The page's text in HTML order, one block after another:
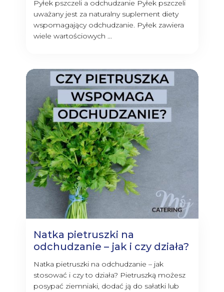
Pyłek pszczeli a odchudzanie Pyłek pszczeli
uważany jest za naturalny suplement diety
wspomagający odchudzanie. Pyłek zawiera
wiele wartościowych ...
Natka pietruszki na
odchudzanie – jak i czy działa?
Natka pietruszki na odchudzanie – jak
stosować i czy to działa? Pietruszką możesz
posypać ziemniaki, dodać ją do sałatki lub